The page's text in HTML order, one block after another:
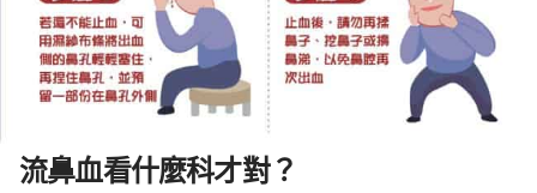
流鼻血看什麼科才對？